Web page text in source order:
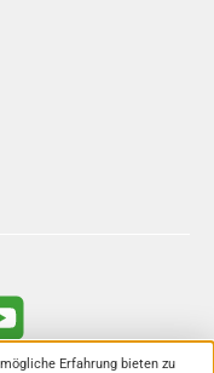
Erfahrung bieten zu